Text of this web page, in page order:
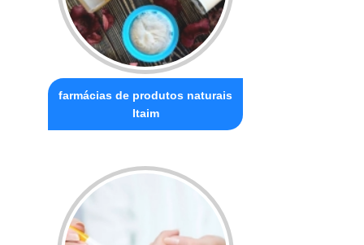
farmácias de produtos naturais
Itaim